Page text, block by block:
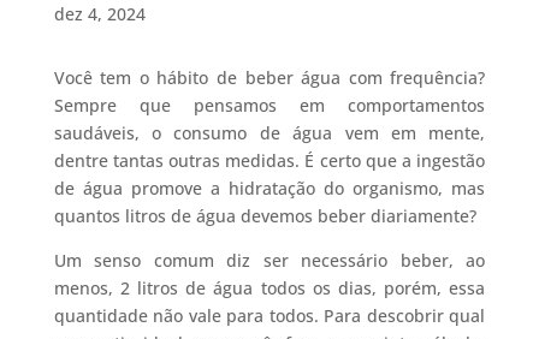
dez 4, 2024
Você tem o hábito de beber água com frequência?
Sempre que pensamos em comportamentos
saudáveis, o consumo de água vem em mente,
dentre tantas outras medidas. É certo que a ingestão
de água promove a hidratação do organismo, mas
quantos litros de água devemos beber diariamente?
Um senso comum diz ser necessário beber, ao
menos, 2 litros de água todos os dias, porém, essa
quantidade não vale para todos. Para descobrir qual